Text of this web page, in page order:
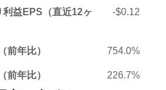
益EPS（直近12ヶ
-$0.12
前年比） 754.0%
前年比） 226.7%